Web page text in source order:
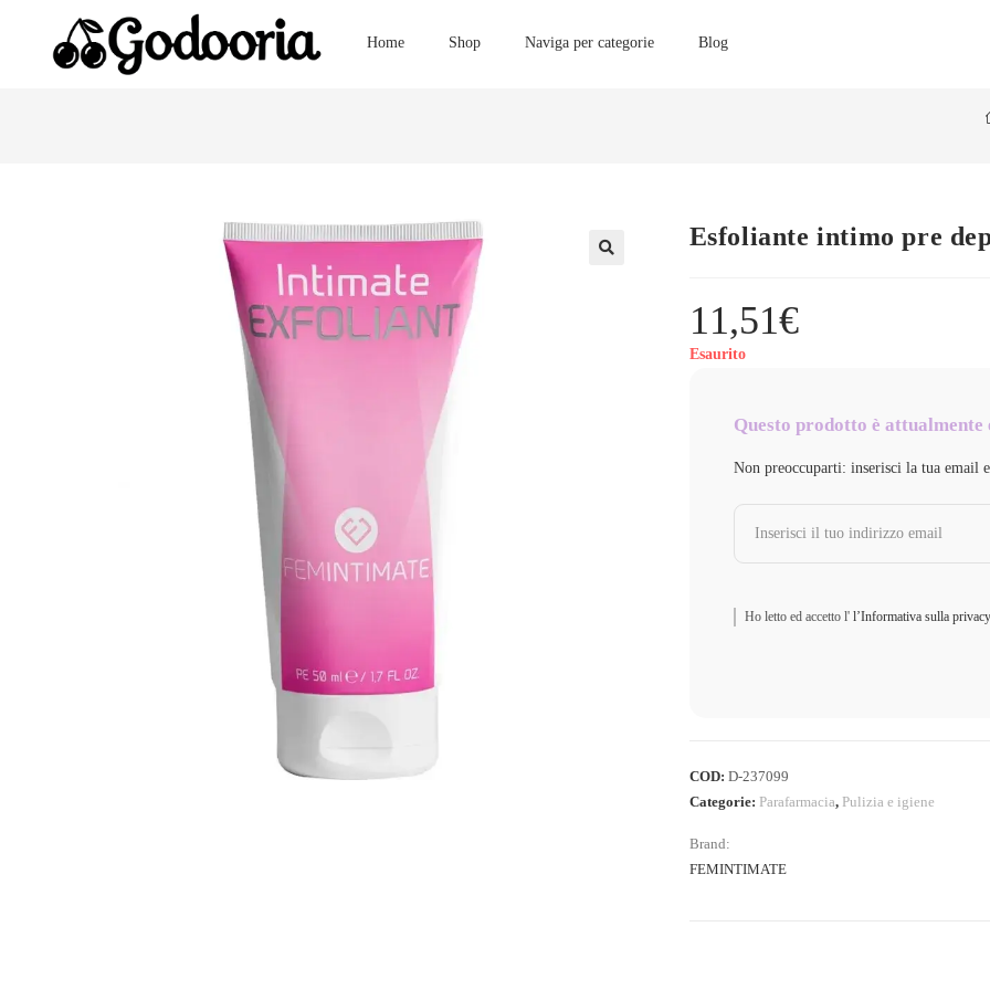
Home Shop Naviga per categorie Blog
Esfoliante intimo pre
11,51€
Esaurito
Questo prodotto è attualmente
Non preoccuparti: inserisci la tua email
Ho letto ed accetto l'l’Informativa sulla privacy
COD: D-237099
Categorie: Parafarmacia, Pulizia e igiene
Brand:
FEMINTIMATE